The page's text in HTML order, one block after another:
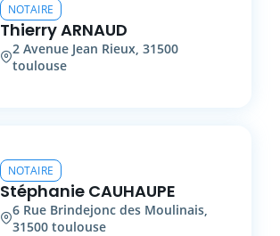
NOTAIRE
ThierryARNAUD
2 Avenue Jean Rieux, 31500
toulouse
NOTAIRE
Stéphanie CAUHAUPE
6 Rue Brindejonc des Moulinais,
31500 toulouse